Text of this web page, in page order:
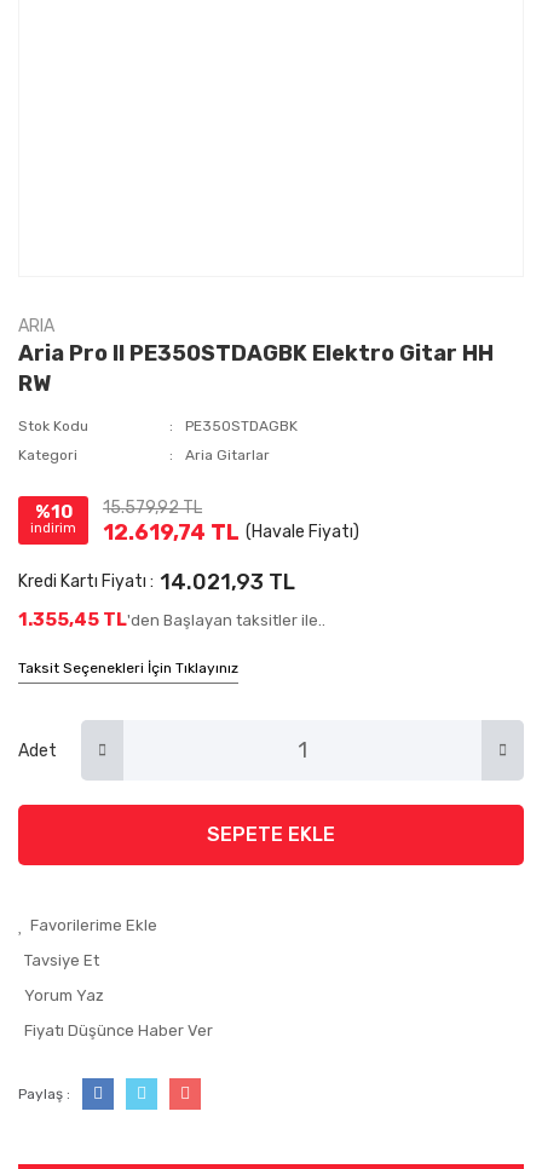
ARIA
Aria Pro II PE350STDAGBK Elektro Gitar HH
RW
Stok Kodu
PE350STDAGBK
Kategori
Aria Gitarlar
%10
indirim
15.579,92 TL
12.619,74 TL (Havale Fiyatı)
Kredi Kartı Fiyatı : 14.021,93 TL
1.355,45 TL'den Başlayan taksitler ile..
Taksit Seçenekleri İçin Tıklayınız
Adet
SEPETE EKLE
Tavsiye Et
Yorum Yaz
Fiyatı Düşünce Haber Ver
Paylaş :